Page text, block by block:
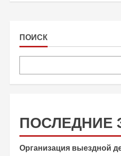
ПОИСК
ПОСЛЕДНИЕ
Организация выездной